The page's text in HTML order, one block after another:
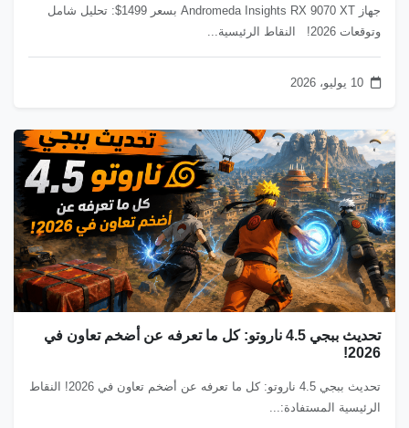
جهاز Andromeda Insights RX 9070 XT بسعر 1499$: تحليل شامل
وتوقعات 2026! النقاط الرئيسية...
تحديث ببجي 4.5 ناروتو: كل ما تعرفه عن أضخم تعاون في
2026!
تحديث ببجي 4.5 ناروتو: كل ما تعرفه عن أضخم تعاون في 2026! النقاط
الرئيسية المستفادة:...